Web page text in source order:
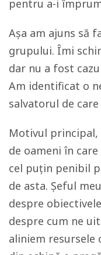
pentru a-i
Așa am ajuns să
grupului. Îmi
dar nu a fost
Am identificat o
salvatorul de
Motivul principal,
de oameni în
cel puțin penibil
de asta. Șeful
despre
despre cum ne
aliniem resursele